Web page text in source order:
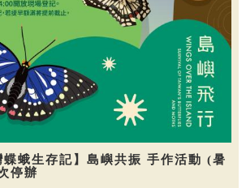
蝶蛾生存記】島嶼共振 手作活動 (暑
停辦